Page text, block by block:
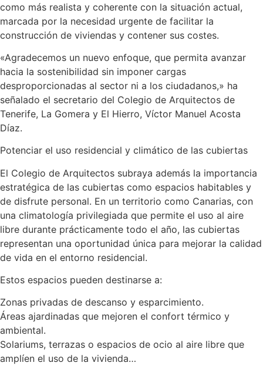
como más realista y coherente con la situación actual,
marcada por la necesidad urgente de facilitar la
construcción de viviendas y contener sus costes.
«Agradecemos un nuevo enfoque, que permita avanzar
hacia la sostenibilidad sin imponer cargas
desproporcionadas al sector ni a los ciudadanos,» ha
señalado el secretario del Colegio de Arquitectos de
Tenerife, La Gomera y El Hierro, Víctor Manuel Acosta
Díaz.
Potenciar el uso residencial y climático de las cubiertas
El Colegio de Arquitectos subraya además la importancia
estratégica de las cubiertas como espacios habitables y
de disfrute personal. En un territorio como Canarias, con
una climatología privilegiada que permite el uso al aire
libre durante prácticamente todo el año, las cubiertas
representan una oportunidad única para mejorar la calidad
de vida en el entorno residencial.
Estos espacios pueden destinarse a:
Zonas privadas de descanso y esparcimiento.
Áreas ajardinadas que mejoren el confort térmico y
ambiental.
Solariums, terrazas o espacios de ocio al aire libre que
amplíen el uso de la vivienda…